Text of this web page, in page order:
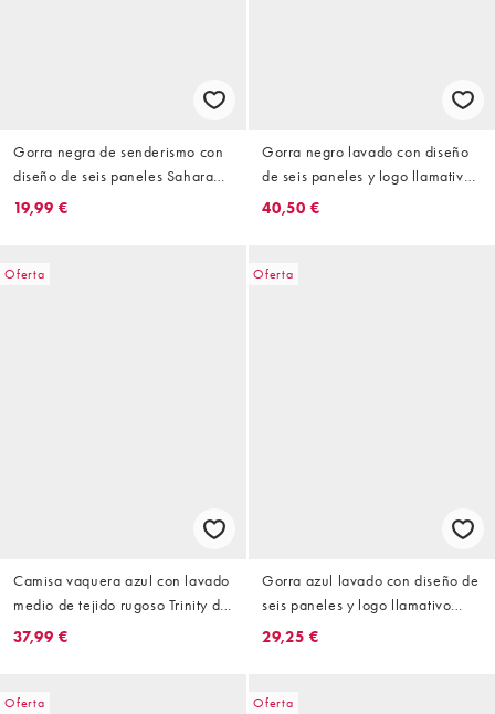
Gorra negra de senderismo con
diseño de seis paneles Sahara
de Obey
19,99 €
Gorra negro lavado con diseño
de seis paneles y logo llamativo
Pigment de Obey
40,50 €
Oferta
Camisa vaquera azul con lavado
medio de tejido rugoso Trinity de
Obey (parte de un conjunto)
37,99 €
Oferta
Gorra azul lavado con diseño de
seis paneles y logo llamativo
Pigment de Obey
29,25 €
Oferta Oferta